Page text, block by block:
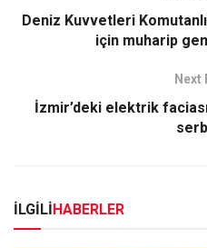
Deniz Kuvvetleri
için muharip
Next
İzmir’deki elektrik
İLGİLİHABERLER